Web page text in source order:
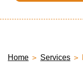
Home Services